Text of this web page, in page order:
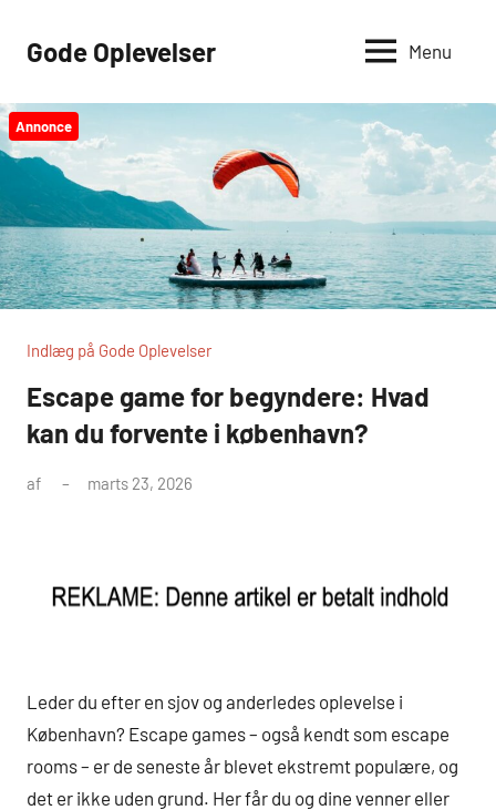
Gode Oplevelser Menu
Annonce
Indlæg på Gode Oplevelser
Escape game for begyndere: Hvad
kan du forvente i københavn?
af marts 23, 2026
Leder du efter en sjov og anderledes oplevelse i
København? Escape games – også kendt som escape
rooms – er de seneste år blevet ekstremt populære, og
det er ikke uden grund. Her får du og dine venner eller